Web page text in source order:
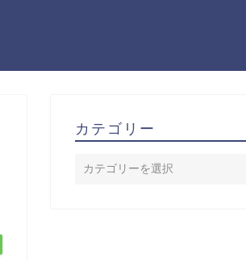
カテゴリー